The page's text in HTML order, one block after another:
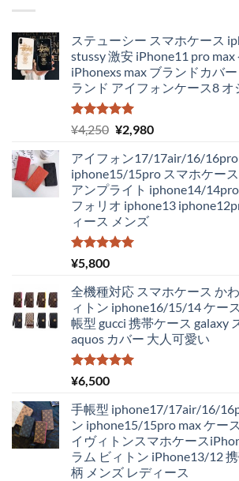
ステューシー スマホケース
stussy 激安 iPhone11 pro max
iPhonexs max ブランドカバ
ランド アイフォンケース8 オ
5段階中
5.00
の評価
¥4,250 元
価
格
は
¥4,250
で
し
¥2,980現
の
価
格
は
アイフォン17/17air/16/
iphone15/15pro スマホケー
アンプライト iphone14/
フォリオ iphone13
ィース メンズ
5段階中
5.00
¥5,800
全機種対応 スマホケース か
ィトン iphone16/15/14 ケー
帳型 gucci 携帯ケース galaxy
aquos カバー 大人可愛い
5段階中
5.00
¥6,500
手帳型 iphone17/17air/16/
ン iphone15/15pro max ケー
イヴィトンスマホケース
ラム ビィトン iPhone13/12
柄 メンズ レディース